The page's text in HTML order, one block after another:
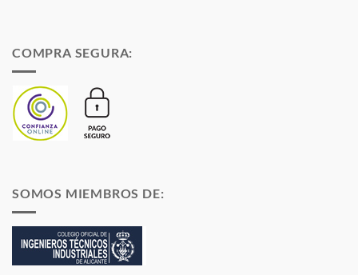
COMPRA SEGURA:
SOMOS MIEMBROS DE: